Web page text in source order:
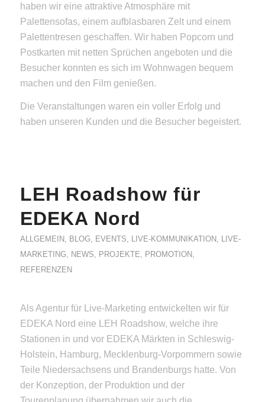
haben wir eine attraktive Atmosphäre mit
Palettensofas, einem aufblasbaren Zelt und einem
Palettentresen geschaffen. Wir haben Popcorn und
Postkarten mit netten Sprüchen angeboten und die
Besucher konnten es sich im Wohnwagen bequem
machen und den Film genießen.
Die Veranstaltungen waren ein voller Erfolg und
haben unseren Kunden und die Besucher begeistert.
LEH Roadshow für
EDEKA Nord
ALLGEMEIN BLOG EVENTS LIVE-KOMMUNIKATION
LIVE-
MARKETING
NEWS PROJEKTE PROMOTION
REFERENZEN
Als Agentur für Live-Marketing entwickelten wir für
EDEKA Nord eine LEH Roadshow, welche ihre
Stationen in und vor EDEKA Märkten in Schleswig-
Holstein, Hamburg, Mecklenburg-Vorpommern sowie
Teile Niedersachsens und Brandenburgs hatte. Von
der Konzeption, der Produktion und der